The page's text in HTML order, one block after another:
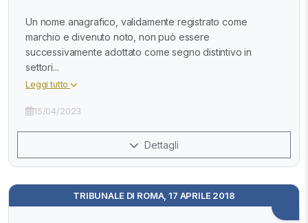
Un nome anagrafico, validamente registrato come
marchio e divenuto noto, non può essere
successivamente adottato come segno distintivo in
settori...
Leggi tutto
15/04/2023
Dettagli
TRIBUNALE DI ROMA, 17 APRILE 2018